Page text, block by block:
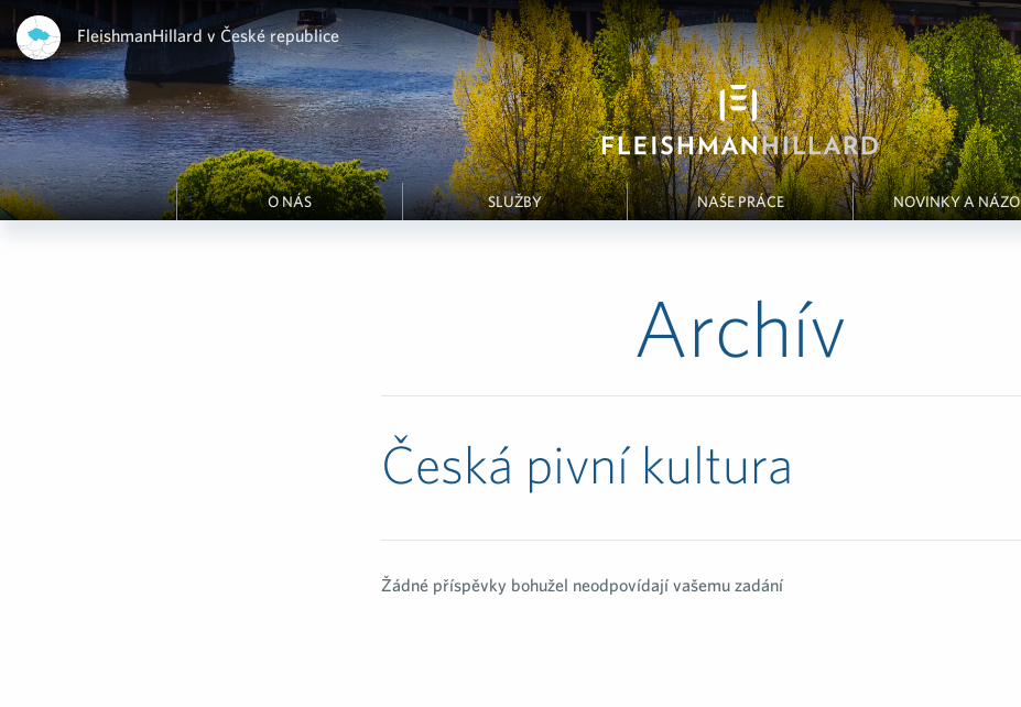
FleishmanHillard v České republice
O NÁS SLUŽBY NAŠE PRÁCE NOVINKY A
Archív
Česká pivní kultura
Žádné příspěvky bohužel neodpovídají vašemu zadání